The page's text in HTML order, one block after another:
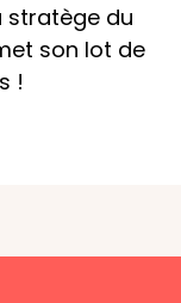
stratège du
son lot de
!